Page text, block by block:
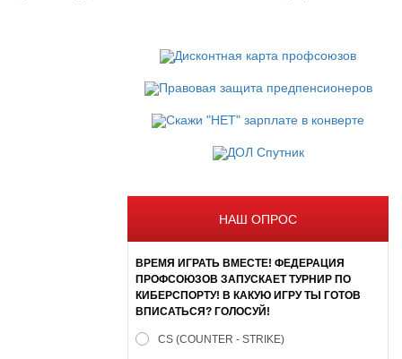
НАШ ОПРОС
ВРЕМЯ ИГРАТЬ ВМЕСТЕ! ФЕДЕРАЦИЯ
ПРОФСОЮЗОВ ЗАПУСКАЕТ ТУРНИР ПО
КИБЕРСПОРТУ! В КАКУЮ ИГРУ ТЫ ГОТОВ
ВПИСАТЬСЯ? ГОЛОСУЙ!
CS (COUNTER - STRIKE)